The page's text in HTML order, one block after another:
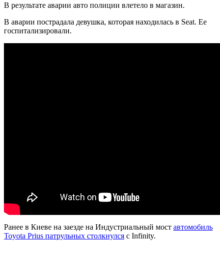
В результате аварии авто полиции влетело в магазин.
В аварии пострадала девушка, которая находилась в Seat. Ее
госпитализировали.
Ранее в Киеве на заезде на Индустриальный мост автомобиль
Toyota Prius патрульных столкнулся с Infinity.